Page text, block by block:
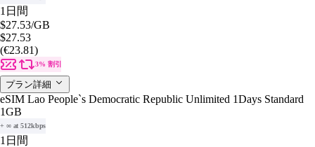
1日間
$27.53/GB
$27.53
(€23.81)
3% 割引
プラン詳細
eSIM Lao People`s Democratic Republic Unlimited 1Days Standard
1GB
+ ∞ at 512kbps
1日間